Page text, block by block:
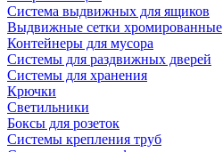
Система выдвижных для ящиков
Выдвижные сетки хромированные
Контейнеры для мусора
Системы для раздвижных дверей
Системы для хранения
Крючки
Светильники
Боксы для розеток
Системы крепления труб